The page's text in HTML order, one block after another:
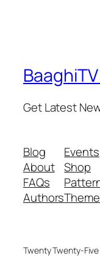
Get Latest
Blog
About
FAQs
Authors
Events
Shop
Twenty Twenty-Five